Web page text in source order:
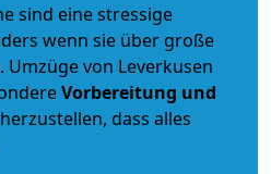
sind eine stressige
wenn sie über große
von Leverkusen
Vorbereitung und
dass alles